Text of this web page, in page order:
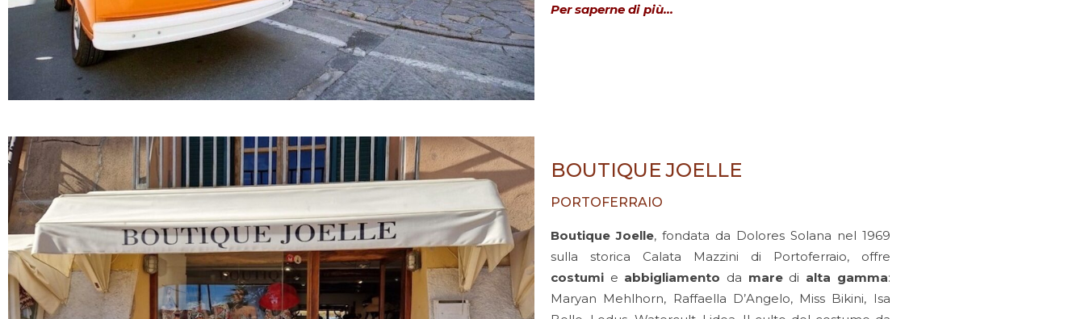
Per saperne di più…
BOUTIQUE JOELLE
PORTOFERRAIO
Boutique Joelle, fondata da Dolores Solana nel 1969
sulla storica Calata Mazzini di Portoferraio, offre
costumi e abbigliamento da maredi alta gamma:
Maryan Mehlhorn, Raffaella D’Angelo, Miss Bikini, Isa